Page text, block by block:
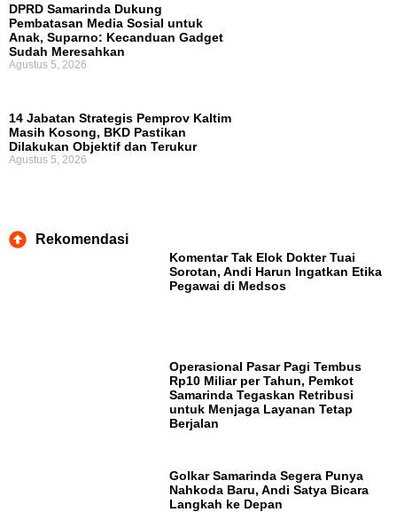
DPRD Samarinda Dukung
Pembatasan Media Sosial untuk
Anak, Suparno: Kecanduan Gadget
Sudah Meresahkan
Agustus 5, 2026
14 Jabatan Strategis Pemprov Kaltim
Masih Kosong, BKD Pastikan
Dilakukan Objektif dan Terukur
Agustus 5, 2026
Rekomendasi
Komentar Tak Elok Dokter Tuai
Sorotan, Andi Harun Ingatkan Etika
Pegawai di Medsos
Operasional Pasar Pagi Tembus
Rp10 Miliar per Tahun, Pemkot
Samarinda Tegaskan Retribusi
untuk Menjaga Layanan Tetap
Berjalan
Golkar Samarinda Segera Punya
Nahkoda Baru, Andi Satya Bicara
Langkah ke Depan